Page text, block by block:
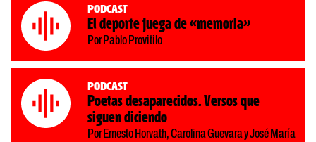
Podcast
El deporte juega de «memoria»
Por Pablo Provitilo
Podcast
Poetas desaparecidos. Versos que
siguen diciendo
Por Ernesto Horvath, Carolina Guevara y José María